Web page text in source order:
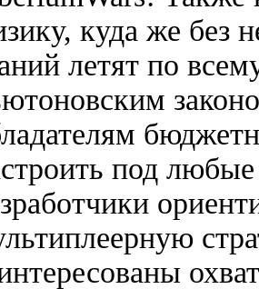
куда же без
летят по
под